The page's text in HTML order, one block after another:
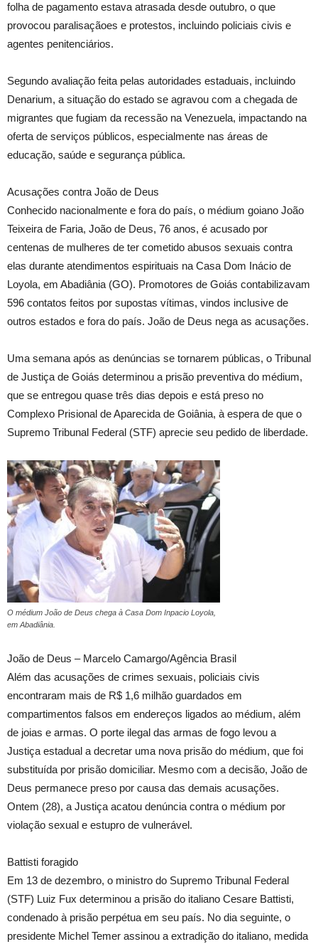
folha de pagamento estava atrasada desde outubro, o que
provocou paralisaçãoes e protestos, incluindo policiais civis e
agentes penitenciários.
Segundo avaliação feita pelas autoridades estaduais, incluindo
Denarium, a situação do estado se agravou com a chegada de
migrantes que fugiam da recessão na Venezuela, impactando na
oferta de serviços públicos, especialmente nas áreas de
educação, saúde e segurança pública.
Acusações contra João de Deus
Conhecido nacionalmente e fora do país, o médium goiano João
Teixeira de Faria, João de Deus, 76 anos, é acusado por
centenas de mulheres de ter cometido abusos sexuais contra
elas durante atendimentos espirituais na Casa Dom Inácio de
Loyola, em Abadiânia (GO). Promotores de Goiás contabilizavam
596 contatos feitos por supostas vítimas, vindos inclusive de
outros estados e fora do país. João de Deus nega as acusações.
Uma semana após as denúncias se tornarem públicas, o Tribunal
de Justiça de Goiás determinou a prisão preventiva do médium,
que se entregou quase três dias depois e está preso no
Complexo Prisional de Aparecida de Goiânia, à espera de que o
Supremo Tribunal Federal (STF) aprecie seu pedido de liberdade.
O médium João de Deus chega à Casa Dom Inpacio Loyola,
em Abadiânia.
João de Deus – Marcelo Camargo/Agência Brasil
Além das acusações de crimes sexuais, policiais civis
encontraram mais de R$ 1,6 milhão guardados em
compartimentos falsos em endereços ligados ao médium, além
de joias e armas. O porte ilegal das armas de fogo levou a
Justiça estadual a decretar uma nova prisão do médium, que foi
substituída por prisão domiciliar. Mesmo com a decisão, João de
Deus permanece preso por causa das demais acusações.
Ontem (28), a Justiça acatou denúncia contra o médium por
violação sexual e estupro de vulnerável.
Battisti foragido
Em 13 de dezembro, o ministro do Supremo Tribunal Federal
(STF) Luiz Fux determinou a prisão do italiano Cesare Battisti,
condenado à prisão perpétua em seu país. No dia seguinte, o
presidente Michel Temer assinou a extradição do italiano, medida